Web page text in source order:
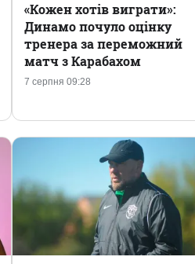
7 серпня 09:28
«Кожен хотів виграти»:
Динамо почуло оцінку
тренера за переможний
матч з Карабахом